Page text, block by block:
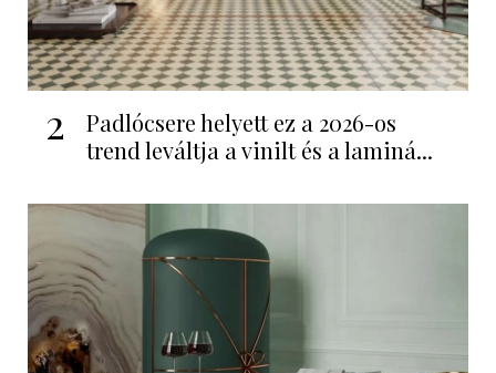
2
Padlócsere helyett ez a 2026-os
trend leváltja a vinilt és a laminá...